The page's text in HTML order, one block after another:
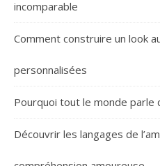
incomparable
Comment construire un look
personnalisées
Pourquoi tout le monde parle
Découvrir les langages de